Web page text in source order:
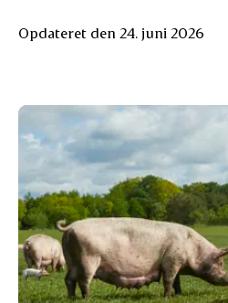
Opdateret den 24. juni 2026